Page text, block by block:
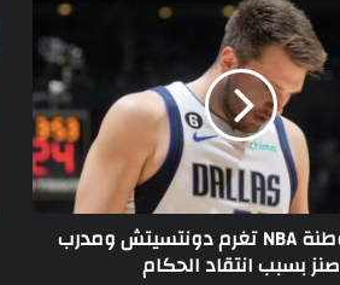
الرابطة الوطنة NBA تغرم دونتسيتش ومدرب
صنز بسبب انتقاد الحكام